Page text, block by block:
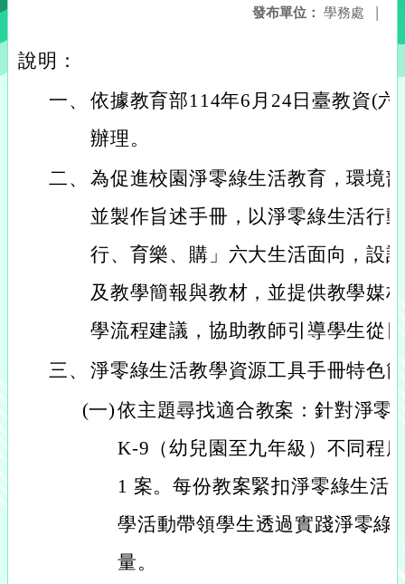
發布單位： 學務處 |
說明：
一、 依據教育部114年6月24日臺教資(
辦理。
二、 為促進校園淨零綠生活教育，環境
並製作旨述手冊，以淨零綠生活行
行、育樂、購」六大生活面向，設
及教學簡報與教材，並提供教學媒
學流程建議，協助教師引導學生從
三、 淨零綠生活教學資源工具手冊特色
(一)依主題尋找適合教案：針對淨零
K-9（幼兒園至九年級）不同程
1 案。每份教案緊扣淨零綠生活
學活動帶領學生透過實踐淨零綠
量。